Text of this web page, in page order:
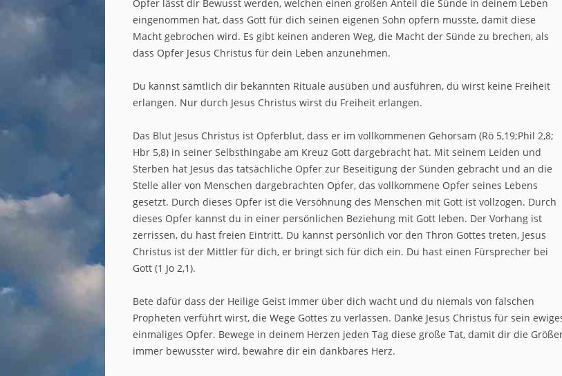
Opfer lässt dir Bewusst werden, welchen einen großen Anteil die Sünde in deinem Leben
eingenommen hat, dass Gott für dich seinen eigenen Sohn opfern musste, damit diese
Macht gebrochen wird. Es gibt keinen anderen Weg, die Macht der Sünde zu brechen, als
dass Opfer Jesus Christus für dein Leben anzunehmen.
Du kannst sämtlich dir bekannten Rituale ausüben und ausführen, du wirst keine Freiheit
erlangen. Nur durch Jesus Christus wirst du Freiheit erlangen.
Das Blut Jesus Christus ist Opferblut, dass er im vollkommenen Gehorsam (Rö 5,19;Phil 2,8;
Hbr 5,8) in seiner Selbsthingabe am Kreuz Gott dargebracht hat. Mit seinem Leiden und
Sterben hat Jesus das tatsächliche Opfer zur Beseitigung der Sünden gebracht und an die
Stelle aller von Menschen dargebrachten Opfer, das vollkommene Opfer seines Lebens
gesetzt. Durch dieses Opfer ist die Versöhnung des Menschen mit Gott ist vollzogen. Durch
dieses Opfer kannst du in einer persönlichen Beziehung mit Gott leben. Der Vorhang ist
zerrissen, du hast freien Eintritt. Du kannst persönlich vor den Thron Gottes treten, Jesus
Christus ist der Mittler für dich, er bringt sich für dich ein. Du hast einen Fürsprecher bei
Gott (1 Jo 2,1).
Bete dafür dass der Heilige Geist immer über dich wacht und du niemals von falschen
Propheten verführt wirst, die Wege Gottes zu verlassen. Danke Jesus Christus für sein
einmaliges Opfer. Bewege in deinem Herzen jeden Tag diese große Tat, damit dir die
immer bewusster wird, bewahre dir ein dankbares Herz.